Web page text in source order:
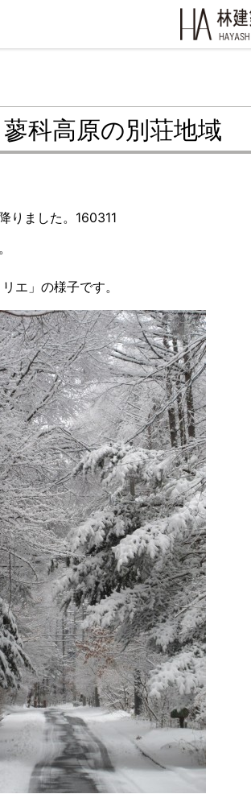
科高原の別荘地域
りました。160311
エ」の様子です。